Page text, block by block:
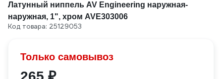
Латунный ниппель AV Engineering наружная-
наружная, 1", хром AVE303006
Код товара: 25129053
Только самовывоз